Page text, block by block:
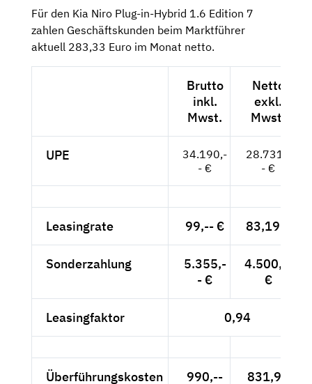
Für den Kia Niro Plug-in-Hybrid 1.6 Edition 7
zahlen Geschäftskunden beim Marktführer
aktuell 283,33 Euro im Monat netto.
Brutto
inkl.
Mwst.
Netto
exkl.
Mwst.
UPE
34.190,-
- €
28.731,-
- €
Leasingrate 99,-- € 83,19 €
Sonderzahlung
5.355,-
- €
4.500,--
€
Leasingfaktor 0,94
Überführungskosten 990,-- 831,93